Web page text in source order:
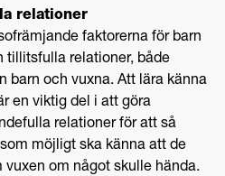
relationer
faktorerna för barn
tillitsfulla relationer, både
barn och vuxna. Att lära känna
en viktig del i att göra
relationer för att så
möjligt ska känna att de
vuxen om något skulle hända.